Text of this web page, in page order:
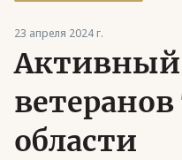
23 апреля 2024 г.
Активный
области
Контакты
Стать членом
Ассоциация в